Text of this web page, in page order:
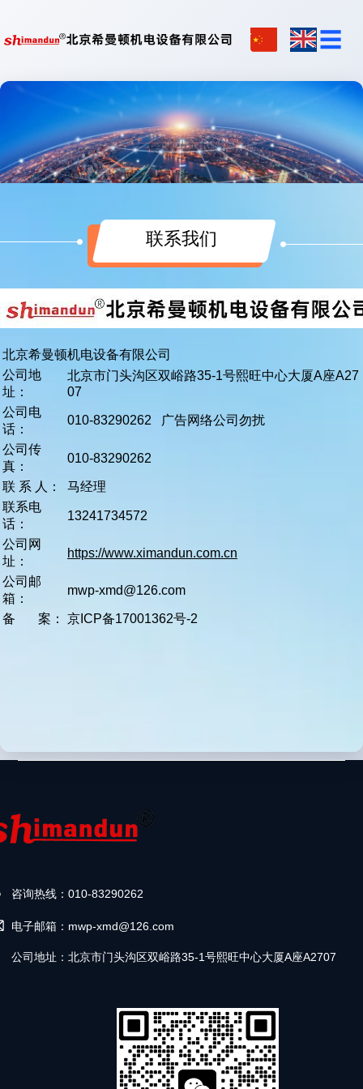
☰
联系我们
北京希曼顿机电设备有限公司
公司地
址：
北京市门头沟区双峪路35-1号熙旺中心大厦A座A27
07
公司电
话：
010-83290262 广告网络公司勿扰
公司传
真：
010-83290262
联 系 人：
马经理
联系电
话：
13241734572
公司网
址：
https://www.ximandun.com.cn
公司邮
箱：
mwp-xmd@126.com
备 案： 京ICP备17001362号-2
咨询热线：010-83290262
电子邮箱：mwp-xmd@126.com
公司地址：北京市门头沟区双峪路35-1号熙旺中心大厦A座A2707